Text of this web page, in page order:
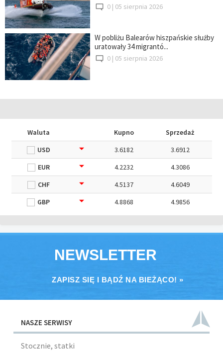
0 | 05 sierpnia 2026
W pobliżu Balearów hiszpańskie służby
uratowały 34 migrantó...
0 | 05 sierpnia 2026
Waluta Kupno
Sprzedaż
USD
3.6182
3.6912
EUR
4.2232
4.3086
CHF
4.5137
4.6049
GBP
4.8868 4.9856
NEWSLETTER
ZAPISZ SIĘ I BĄDŹ NA BIEŻĄCO! »
NASZE SERWISY
Stocznie, statki